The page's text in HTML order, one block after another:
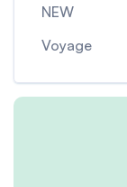
NEW
Voyage